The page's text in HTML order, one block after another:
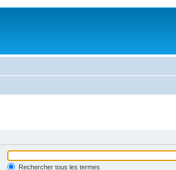
Rechercher tous les termes